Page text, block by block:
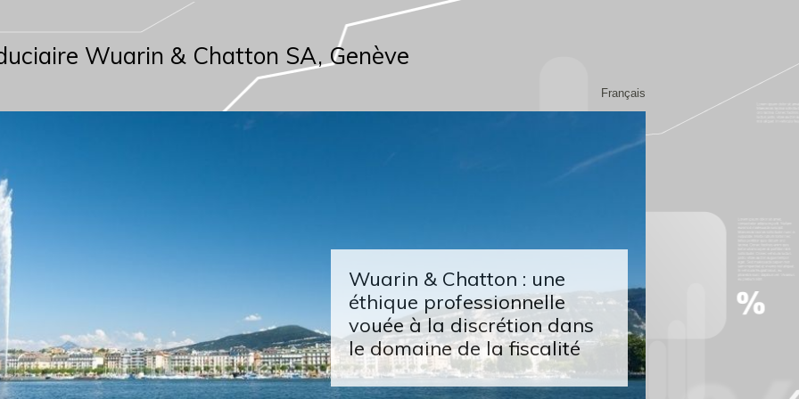
Français
Wuarin & Chatton SA, Genève
Wuarin & Chatton : une
éthique professionnelle
vouée à la discrétion dans
le domaine de la fiscalité